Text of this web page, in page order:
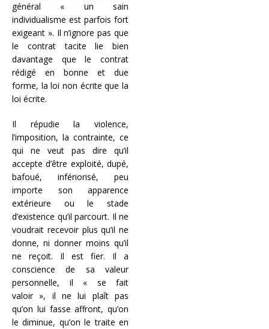
général « un sain
individualisme est parfois fort
exigeant ». Il n’ignore pas que
le contrat tacite lie bien
davantage que le contrat
rédigé en bonne et due
forme, la loi non écrite que la
loi écrite.
Il répudie la violence,
l’imposition, la contrainte, ce
qui ne veut pas dire qu’il
accepte d’être exploité, dupé,
bafoué, infériorisé, peu
importe son apparence
extérieure ou le stade
d’existence qu’il parcourt. Il ne
voudrait recevoir plus qu’il ne
donne, ni donner moins qu’il
ne reçoit. Il est fier. Il a
conscience de sa valeur
personnelle, il « se fait
valoir », il ne lui plaît pas
qu’on lui fasse affront, qu’on
le diminue, qu’on le traite en